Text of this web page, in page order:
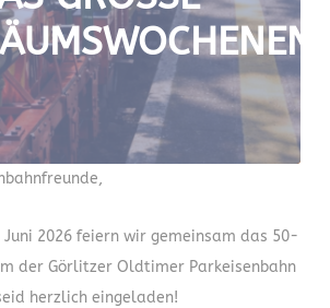
Juni 2026 feiern wir gemeinsam das 50-
der Görlitzer Oldtimer Parkeisenbahn
herzlich eingeladen!